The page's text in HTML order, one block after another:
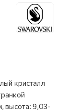
кристалл
высота: 9,03-